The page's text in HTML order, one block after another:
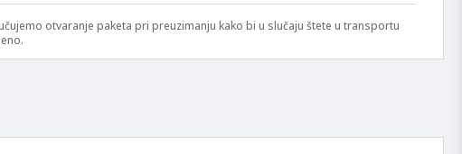
otvaranje paketa pri preuzimanju kako bi u slučaju štete u transportu